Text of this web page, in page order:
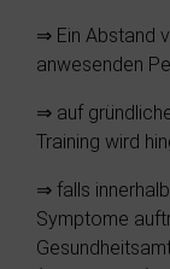
⇒ Ein Abstand
anwesenden
⇒ auf
Training wird
⇒ falls
Symptome